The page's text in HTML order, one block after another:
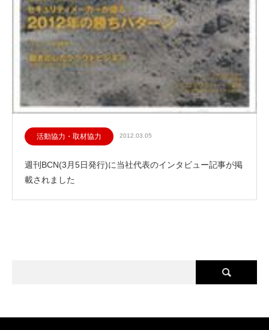
活動協力・取材協力 2012.03.05
週刊BCN(3月5日発行)に当社代表のインタビュー記事が掲
載されました